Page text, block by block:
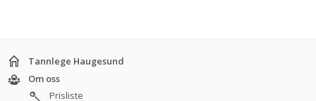
Tannlege Haugesund
Om oss
Prisliste